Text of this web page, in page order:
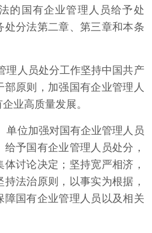
的国有企业管理人员给予处
处分法第二章、第三章和本条
人员处分工作坚持中国共产
部原则，加强国有企业管理人
业高质量发展。
位加强对国有企业管理人员
予国有企业管理人员处分，
讨论决定；坚持宽严相济，
法治原则，以事实为根据，
障国有企业管理人员以及相关